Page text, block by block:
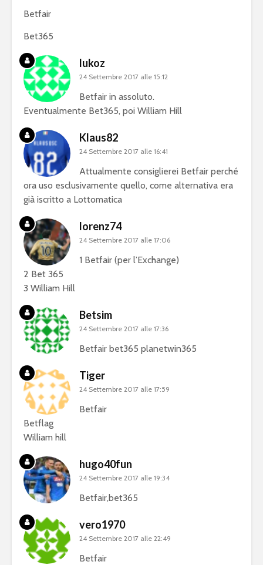
Betfair
Bet365
lukoz
24 Settembre 2017 alle 15:12
Betfair in assoluto.
Eventualmente Bet365, poi William Hill
Klaus82
24 Settembre 2017 alle 16:41
Attualmente consiglierei Betfair perché
ora uso esclusivamente quello, come alternativa era
già iscritto a Lottomatica
lorenz74
24 Settembre 2017 alle 17:06
1 Betfair (per l’Exchange)
2 Bet 365
3 William Hill
Betsim
24 Settembre 2017 alle 17:36
Betfair bet365 planetwin365
Tiger
24 Settembre 2017 alle 17:59
Betfair
Betflag
William hill
hugo40fun
24 Settembre 2017 alle 19:34
Betfair,bet365
vero1970
24 Settembre 2017 alle 22:49
Betfair